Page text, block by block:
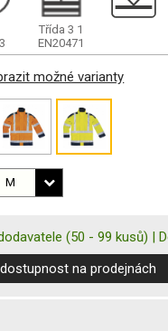
Třída 3 1
EN20471
možné varianty
(50 - 99 kusů) |
na prodejnách